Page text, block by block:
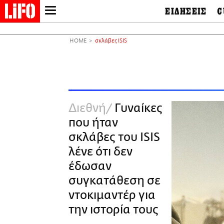
NEWSLETTER
ΑΜΠΑ
ΕΙΔΗΣΕΙΣ
&
HOME σκλάβες ISIS
Διεθνή
Γυναίκες
που ήταν
σκλάβες του ISIS
λένε ότι δεν
έδωσαν
συγκατάθεση σε
ντοκιμαντέρ για
την ιστορία τους